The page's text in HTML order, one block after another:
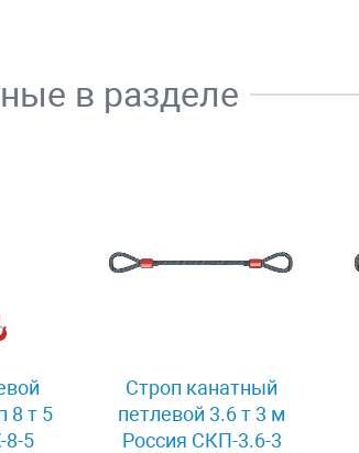
в разделе
8 т 5
8-5
Строп канатный
петлевой 3.6 т 3 м
Россия СКП-3.6-3